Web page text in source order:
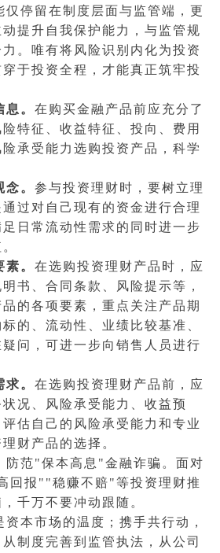
停留在制度层面与监管端，更
提升自我保护能力，与监管规
。唯有将风险识别内化为投资
于投资全程，才能真正筑牢投
。 在购买金融产品前应充分了
特征、收益特征、投向、费用
承受能力选购投资产品，科学
。 参与投资理财时，要树立理
过对自己现有的资金进行合理
日常流动性需求的同时进一步
。 在选购投资理财产品时，应
书、合同条款、风险提示等，
的各项要素，重点关注产品期
的、流动性、业绩比较基准、
问，可进一步向销售人员进行
。 在选购投资理财产品前，应
况、风险承受能力、收益预
估自己的风险承受能力和专业
财产品的选择。
防范"保本高息"金融诈骗。面对
回报""稳赚不赔"等投资理财推
千万不要冲动跟随。
本市场的温度；携手共行动，
制度完善到监管执法，从公司